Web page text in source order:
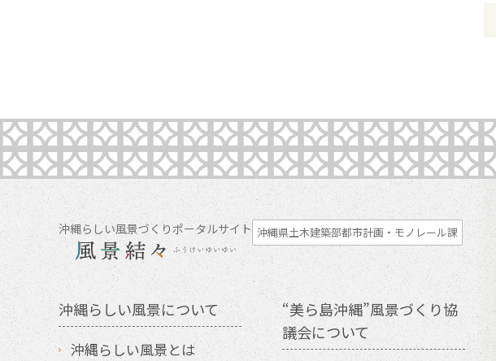
沖縄らしい風景づくりポータルサイト 沖縄県土木建築部都市計画・モノレール課
沖縄らしい風景について
沖縄らしい風景とは
“美ら島沖縄”風景づくり協
議会について